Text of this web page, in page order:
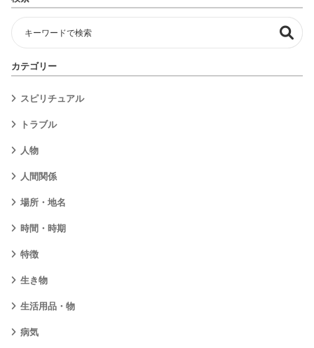
カテゴリー
スピリチュアル
トラブル
人物
人間関係
場所・地名
時間・時期
特徴
生き物
生活用品・物
病気